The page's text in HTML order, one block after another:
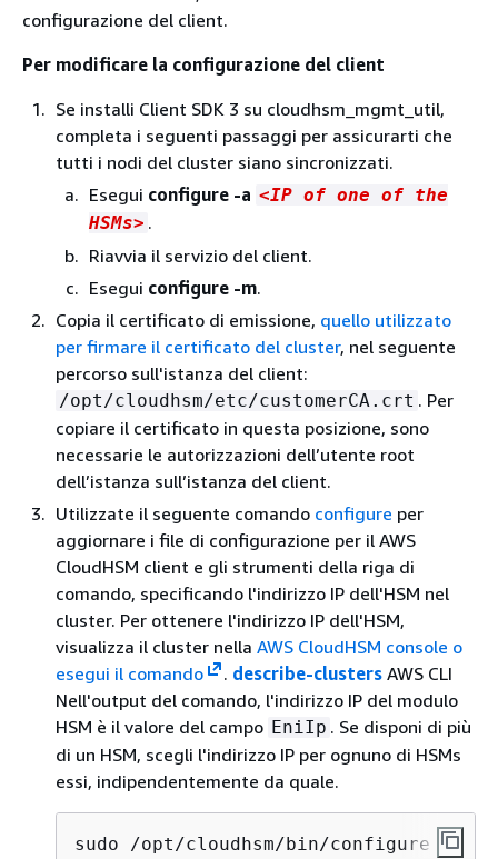
configurazione del client.
Per modificare la configurazione del client
Se installi Client SDK 3 su cloudhsm_mgmt_util,
completa i seguenti passaggi per assicurarti che
tutti i nodi del cluster siano sincronizzati.
Esegui configure -a <IP of one of the
HSMs> .
Riavvia il servizio del client.
Esegui configure -m.
Copia il certificato di emissione, quello utilizzato
per firmare il certificato del cluster, nel seguente
percorso sull'istanza del client:
/opt/cloudhsm/etc/customerCA.crt . Per
copiare il certificato in questa posizione, sono
necessarie le autorizzazioni dell’utente root
dell’istanza sull’istanza del client.
Utilizzate il seguente comando configure per
aggiornare i file di configurazione per il AWS
CloudHSM client e gli strumenti della riga di
comando, specificando l'indirizzo IP dell'HSM nel
cluster. Per ottenere l'indirizzo IP dell'HSM,
visualizza il cluster nella AWS CloudHSM console o
esegui il comando
. describe-clustersAWS CLI
Nell'output del comando, l'indirizzo IP del modulo
HSM è il valore del campo EniIp . Se disponi di più
di un HSM, scegli l'indirizzo IP per ognuno di HSMs
essi, indipendentemente da quale.
sudo /opt/cloudhsm/bin/configure -a